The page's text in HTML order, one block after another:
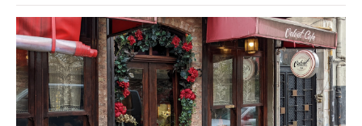
ГИД THE VILLAGE
Где позавтракать в Стамбуле: 8 необычных
локацийАнтикварное кафе, лучшие в городе
панкейки, круассаны, яйца бенедикт и сырники